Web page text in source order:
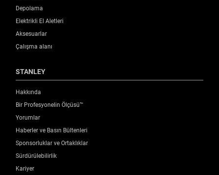
Ürün Ağırlığı [Kg]
0.49
Ürün Genişliği [mm]
DIN 877
Boru
Depolama
Elektrikli El Aletleri
Aksesuarlar
Çalışma alanı
STANLEY
Hakkında
Bir Profesyonelin Ölçüsü™
Yorumlar
Haberler ve Basın Bültenleri
Sponsorluklar ve Ortaklıklar
Sürdürülebilirlik
Kariyer